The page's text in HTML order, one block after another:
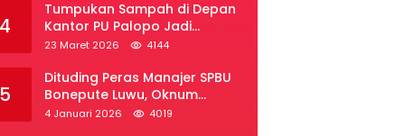
4
Tumpukan Sampah di Depan
Kantor PU Palopo Jadi
Sorotan, Warga Desak DLH
23 Maret 2026 4144
5
Dituding Peras Manajer SPBU
Bonepute Luwu, Oknum
Wartawan Angkat Bicara
4 Januari 2026 4019